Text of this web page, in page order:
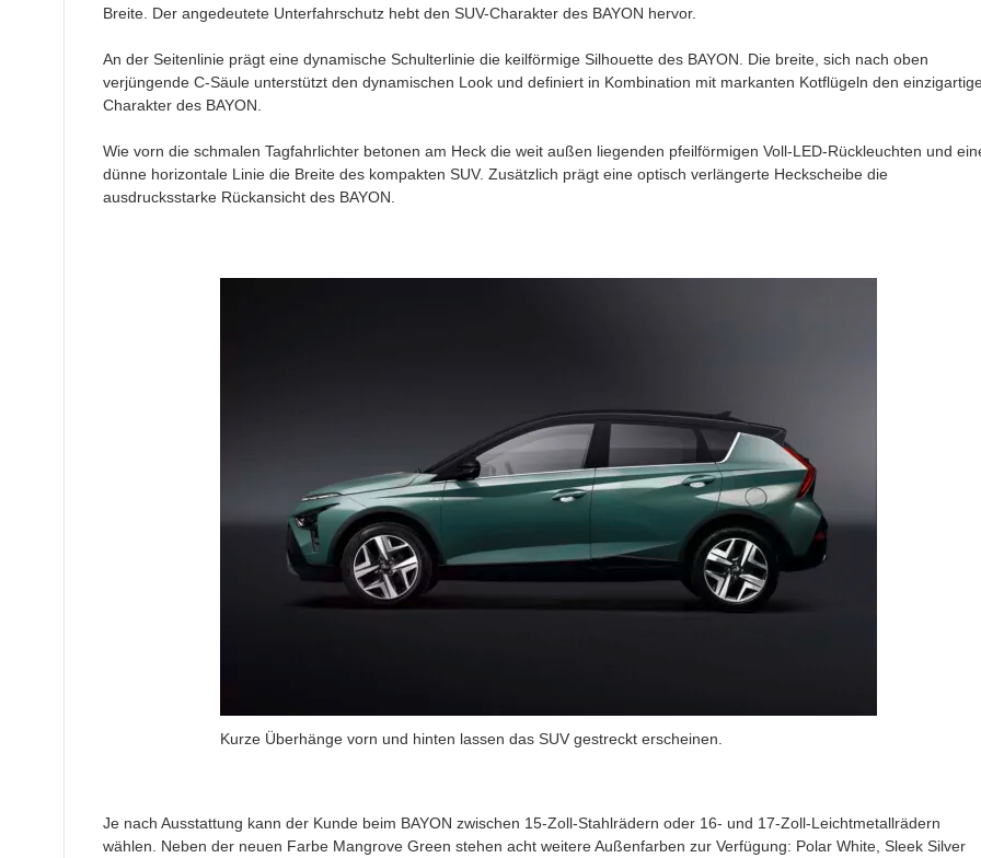
Breite. Der angedeutete Unterfahrschutz hebt den SUV-Charakter des BAYON hervor.
An der Seitenlinie prägt eine dynamische Schulterlinie die keilförmige Silhouette des BAYON. Die breite, sich nach oben
verjüngende C-Säule unterstützt den dynamischen Look und definiert in Kombination mit markanten Kotflügeln den
Charakter des BAYON.
Wie vorn die schmalen Tagfahrlichter betonen am Heck die weit außen liegenden pfeilförmigen Voll-LED-Rückleuchten und
dünne horizontale Linie die Breite des kompakten SUV. Zusätzlich prägt eine optisch verlängerte Heckscheibe die
ausdrucksstarke Rückansicht des BAYON.
Kurze Überhänge vorn und hinten lassen das SUV gestreckt erscheinen.
Je nach Ausstattung kann der Kunde beim BAYON zwischen 15-Zoll-Stahlrädern oder 16- und 17-Zoll-Leichtmetallrädern
wählen. Neben der neuen Farbe Mangrove Green stehen acht weitere Außenfarben zur Verfügung: Polar White, Sleek Silver